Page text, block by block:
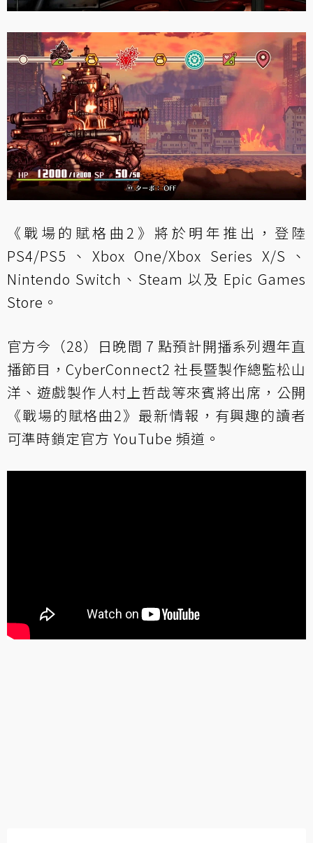
《戰場的賦格曲2》將於明年推出，登陸
PS4/PS5、Xbox One/Xbox Series X/S、
Nintendo Switch、Steam 以及 Epic Games
Store。
官方今（28）日晚間 7 點預計開播系列週年直
播節目，CyberConnect2 社長暨製作總監松山
洋、遊戲製作人村上哲哉等來賓將出席，公開
《戰場的賦格曲2》最新情報，有興趣的讀者
可準時鎖定官方 YouTube 頻道。